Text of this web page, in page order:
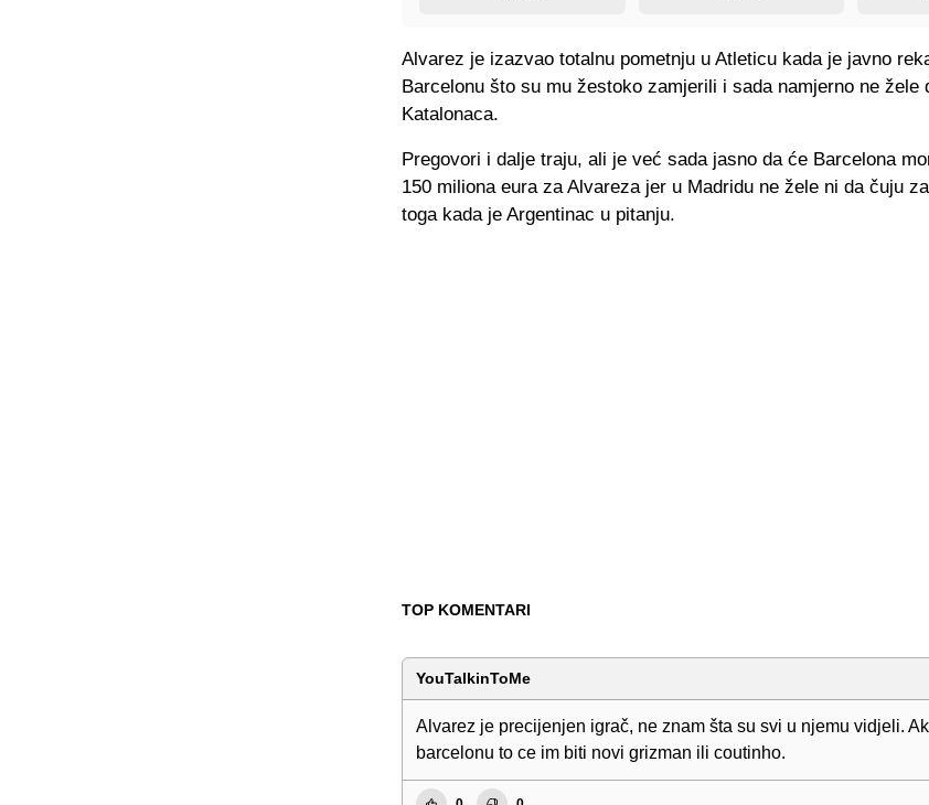
Alvarez je izazvao totalnu pometnju u Atleticu kada je javno
Barcelonu što su mu žestoko zamjerili i sada namjerno ne žele
Katalonaca.
Pregovori i dalje traju, ali je već sada jasno da će Barcelona
150 miliona eura za Alvareza jer u Madridu ne žele ni da čuju
toga kada je Argentinac u pitanju.
TOP KOMENTARI
YouTalkinToMe
Alvarez je precijenjen igrač, ne znam šta su svi u njemu vidjeli.
barcelonu to ce im biti novi grizman ili coutinho.